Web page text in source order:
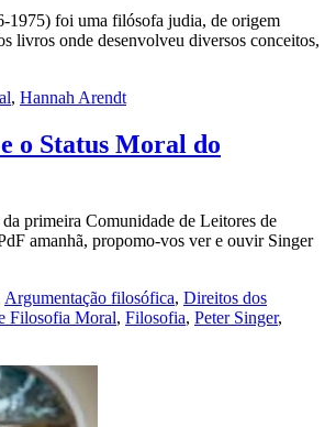
1975) foi uma filósofa judia, de origem
livros onde desenvolveu diversos conceitos,
, Hannah Arendt
o Status Moral do
primeira Comunidade de Leitores de
amanhã, propomo-vos ver e ouvir Singer
Argumentação filosófica, Direitos dos
Filosofia Moral, Filosofia, Peter Singer,